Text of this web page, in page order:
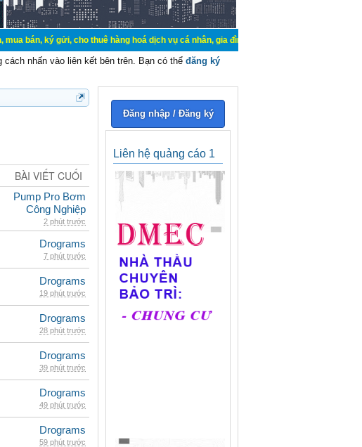
gửi, cho thuê hàng hoá dịch vụ cá nhân, gia đình. Mua bán, ký gửi, cho thuê thiết
cách nhấn vào liên kết bên trên. Bạn có thể đăng ký
BÀI VIẾT CUỐI
Pump Pro Bơm
Công Nghiệp
2 phút trước
Drograms
7 phút trước
Drograms
19 phút trước
Drograms
28 phút trước
Drograms
39 phút trước
Drograms
49 phút trước
Drograms
59 phút trước
Đăng nhập / Đăng ký
Liên hệ quảng cáo 1